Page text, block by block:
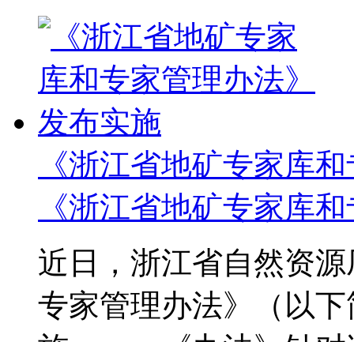
《浙江省地矿专家库
《浙江省地矿专家库
近日，浙江省自然资
专家管理办法》（以